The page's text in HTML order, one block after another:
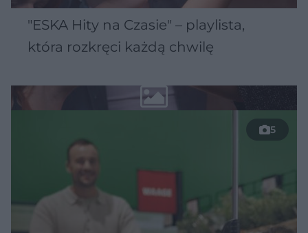
"ESKA Hity na Czasie" – playlista,
która rozkręci każdą chwilę
5